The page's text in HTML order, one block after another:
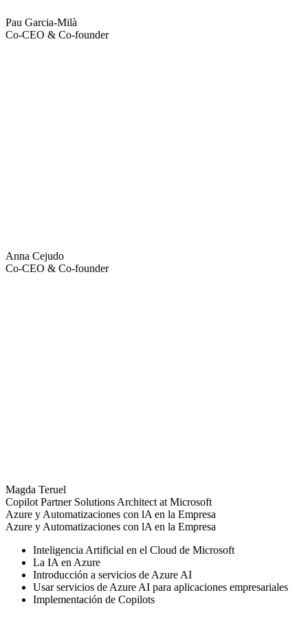
Pau Garcia-Milà
Co-CEO & Co-founder
Anna Cejudo
Co-CEO & Co-founder
Magda Teruel
Copilot Partner Solutions Architect at Microsoft
Azure y Automatizaciones con lA en la Empresa
Azure y Automatizaciones con lA en la Empresa
Inteligencia Artificial en el Cloud de Microsoft
La IA en Azure
Introducción a servicios de Azure AI
Usar servicios de Azure AI para aplicaciones empresariales
Implementación de Copilots